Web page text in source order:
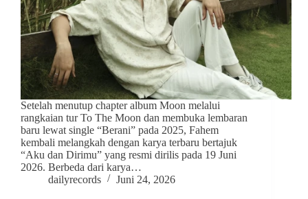
Setelah menutup chapter album Moon melalui
rangkaian tur To The Moon dan membuka lembaran
baru lewat single “Berani” pada 2025, Fahem
kembali melangkah dengan karya terbaru bertajuk
“Aku dan Dirimu” yang resmi dirilis pada 19 Juni
2026. Berbeda dari karya…
dailyrecords
Juni 24, 2026